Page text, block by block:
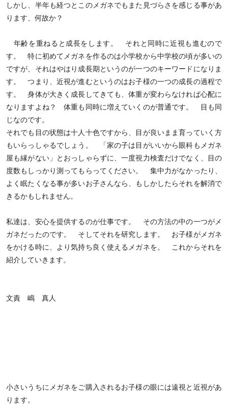
しかし、半年も経つとこのメガネでもまた見づらさを感じる事があ
ります、何故か？
年齢を重ねると成長をします。 それと同時に近視も進むので
す。 特に初めてメガネを作るのは小学校から中学校の頃が多いの
ですが、それはやはり成長期というのが一つのキーワードになりま
す。 つまり、近視が進むというのはお子様の一つの成長の過程で
す。 身体が大きく成長してきても、体重が変わらなければ心配に
なりますよね？ 体重も同時に増えていくのが普通です。 目も同
じなのです。
それでも目の状態は十人十色ですから、目が良いまま育っていく方
もいらっしゃるでしょう。 「家の子は目がいいから眼科もメガネ
屋も縁がない」とおっしゃらずに、一度視力検査だけでなく、目の
度数もしっかり測ってもらってください。 集中力がなかったり、
よく眠たくなる事が多いお子さんなら、もしかしたらそれを解消で
きるかもしれません。
私達は、安心を提供するのが仕事です。 その方法の中の一つがメ
ガネだったのです。 そしてそれを研究します。 お子様がメガネ
をかける時に、より気持ち良く使えるメガネを。 これからそれを
紹介していきます。
文責 嶋 真人
小さいうちにメガネをご購入されるお子様の眼には遠視と近視があ
ります。